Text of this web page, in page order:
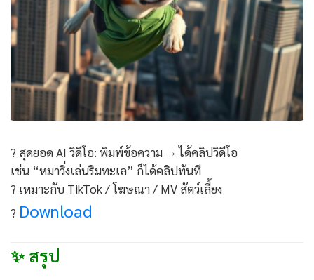
? สุดยอด AI วิดีโอ: พิมพ์ข้อความ → ได้คลิปวิดีโอ
เช่น “หมาวิ่งเล่นริมทะเล” ก็ได้คลิปทันที
? เหมาะกับ TikTok / โฆษณา / MV สัตว์เลี้ยง
? Download
✨ สรุป